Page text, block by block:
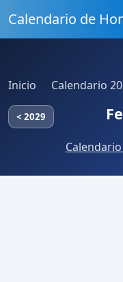
Calendario de
Inicio Calendario
< 2029